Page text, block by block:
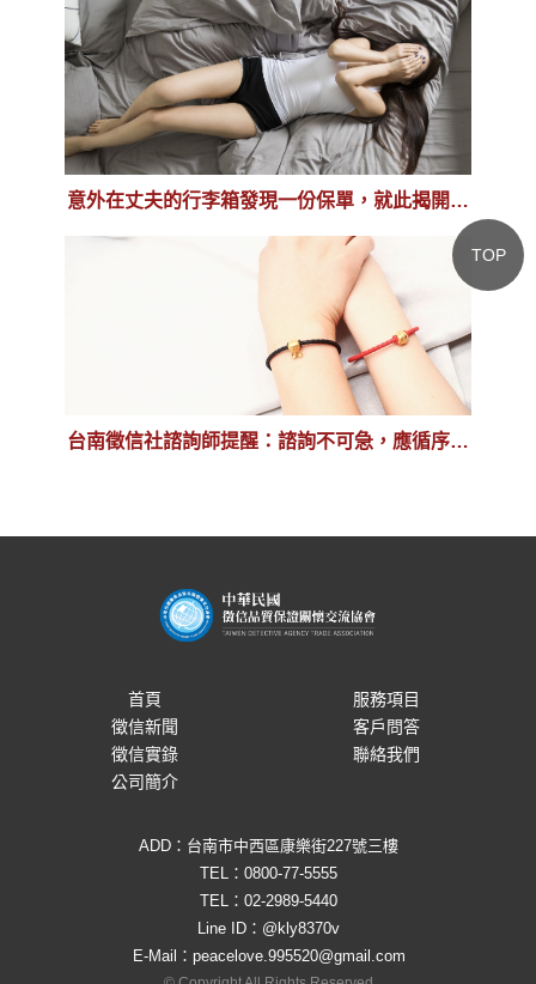
意外在丈夫的行李箱發現一份保單，就此揭開外
台南徵信社諮詢師提醒：諮詢不可急，應循序漸
TOP
首頁
服務項目
徵信新聞
客戶問答
徵信實錄
聯絡我們
公司簡介
ADD：台南市中西區康樂街227號三樓
TEL： 0800-77-5555
TEL： 02-2989-5440
Line ID： @kly8370v
E-Mail： peacelove.995520@gmail.com